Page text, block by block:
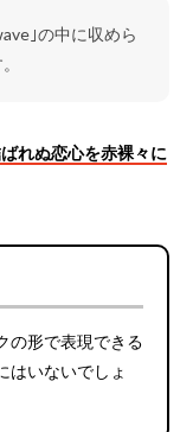
｣の中に収めら
れぬ恋心を赤裸々に
の形で表現できる
はいないでしょ